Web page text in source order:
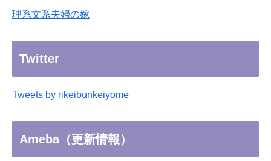
理系文系夫婦の嫁
Twitter
Tweets by rikeibunkeiyome
Ameba（更新情報）